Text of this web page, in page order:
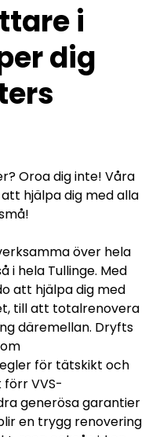
i
dig
Oroa dig inte! Våra
hjälpa dig med alla
över hela
i hela Tullinge. Med
att hjälpa dig med
till att totalrenovera
däremellan. Dryfts
för tätskikt och
VVS-
generösa garantier
en trygg renovering